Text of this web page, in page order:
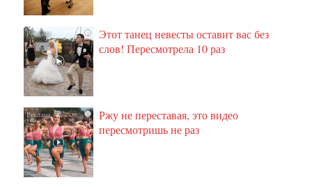
i
Этот танец невесты оставит вас без
слов! Пересмотрела 10 раз
i
Ржу не переставая, это видео
пересмотришь не раз